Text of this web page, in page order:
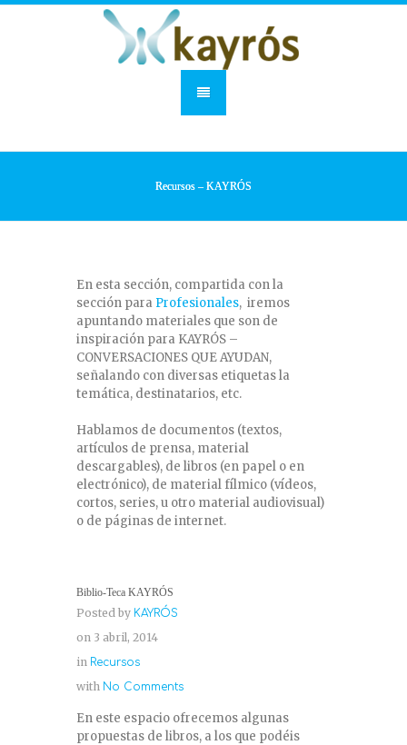
Recursos – KAYRÓS
En esta sección, compartida con la
sección para Profesionales, iremos
apuntando materiales que son de
inspiración para KAYRÓS –
CONVERSACIONES QUE AYUDAN,
señalando con diversas etiquetas la
temática, destinatarios, etc.
Hablamos de documentos (textos,
artículos de prensa, material
descargables), de libros (en papel o en
electrónico), de material fílmico (vídeos,
cortos, series, u otro material audiovisual)
o de páginas de internet.
Biblio-Teca KAYRÓS
Posted by KAYRÓS
on 3 abril, 2014
in Recursos
with No Comments
En este espacio ofrecemos algunas
propuestas de libros, a los que podéis